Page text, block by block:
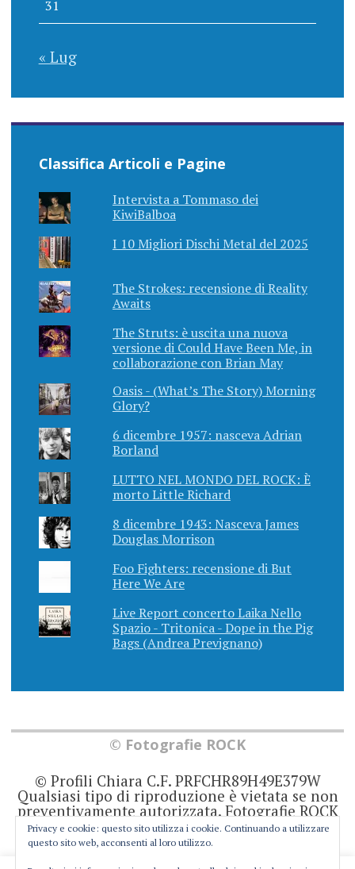
31
« Lug
Classifica Articoli e Pagine
Intervista a Tommaso dei
KiwiBalboa
I 10 Migliori Dischi Metal del 2025
The Strokes: recensione di Reality
Awaits
The Struts: è uscita una nuova
versione di Could Have Been Me, in
collaborazione con Brian May
Oasis - (What’s The Story) Morning
Glory?
6 dicembre 1957: nasceva Adrian
Borland
LUTTO NEL MONDO DEL ROCK: È
morto Little Richard
8 dicembre 1943: Nasceva James
Douglas Morrison
Foo Fighters: recensione di But
Here We Are
Live Report concerto Laika Nello
Spazio - Tritonica - Dope in the Pig
Bags (Andrea Prevignano)
© Fotografie ROCK
© Profili Chiara C.F. PRFCHR89H49E379W
Qualsiasi tipo di riproduzione è vietata se non
preventivamente autorizzata. Fotografie ROCK
non rappresenta una testata giornalistica in
quanto viene aggiornato senza alcuna
Privacy e cookie: questo sito utilizza i cookie. Continuando a utilizzare
questo sito web, acconsenti al loro utilizzo.